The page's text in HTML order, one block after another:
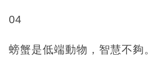
04
螃蟹是低端動物，智慧不夠。